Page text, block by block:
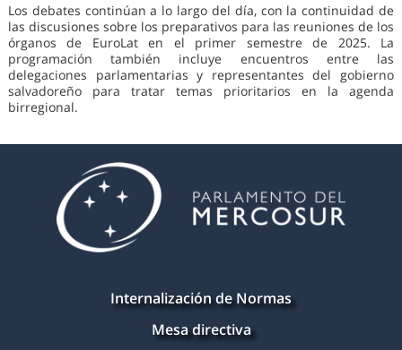
Los debates continúan a lo largo del día, con la continuidad de
las discusiones sobre los preparativos para las reuniones de los
órganos de EuroLat en el primer semestre de 2025. La
programación también incluye encuentros entre las
delegaciones parlamentarias y representantes del gobierno
salvadoreño para tratar temas prioritarios en la agenda
birregional.
Internalización de Normas
Mesa directiva